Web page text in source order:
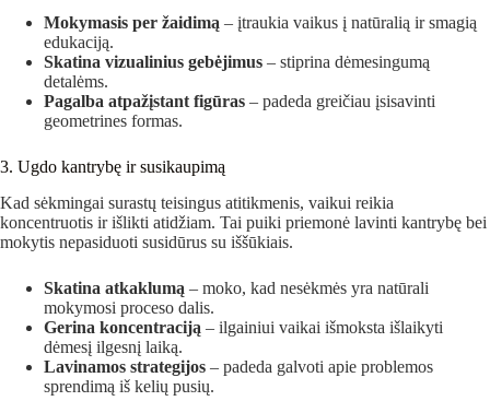
Mokymasis per žaidimą – įtraukia vaikus į natūralią ir smagią
edukaciją.
Skatina vizualinius gebėjimus – stiprina dėmesingumą
detalėms.
Pagalba atpažįstant figūras – padeda greičiau įsisavinti
geometrines formas.
3. Ugdo kantrybę ir susikaupimą
Kad sėkmingai surastų teisingus atitikmenis, vaikui reikia
koncentruotis ir išlikti atidžiam. Tai puiki priemonė lavinti kantrybę bei
mokytis nepasiduoti susidūrus su iššūkiais.
Skatina atkaklumą – moko, kad nesėkmės yra natūrali
mokymosi proceso dalis.
Gerina koncentraciją – ilgainiui vaikai išmoksta išlaikyti
dėmesį ilgesnį laiką.
Lavinamos strategijos – padeda galvoti apie problemos
sprendimą iš kelių pusių.